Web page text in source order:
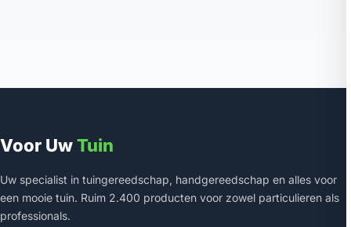
Voor UwTuin
Uw specialist in tuingereedschap, handgereedschap en alles voor
een mooie tuin. Ruim 2.400 producten voor zowel particulieren als
professionals.